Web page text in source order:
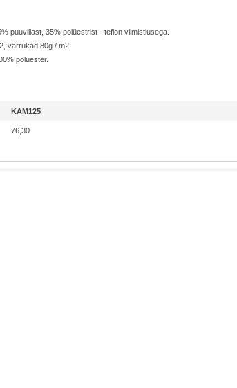
puuvillast, 35% polüestrist - teflon viimistlusega.
varrukad 80g / m2.
polüester.
KAM125
76,30